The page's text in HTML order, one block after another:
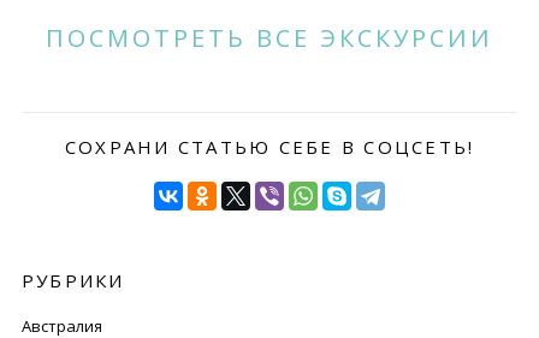
ПОСМОТРЕТЬ ВСЕ ЭКСКУРСИИ
СОХРАНИ СТАТЬЮ СЕБЕ В СОЦСЕТЬ!
РУБРИКИ
Австралия